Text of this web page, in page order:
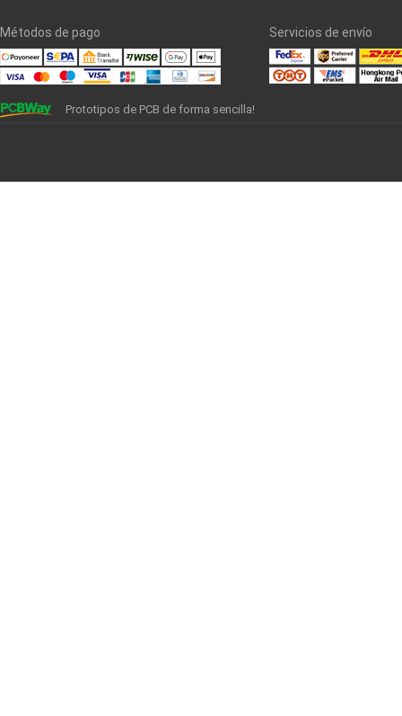
Métodos de pago Servicios de envío
Prototipos de PCB de forma sencilla!